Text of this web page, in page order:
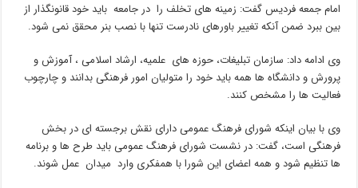
امام جمعه فردیس گفت: زمینه های تخلف را در جامعه باید خود قانونگذار از
بین ببرد ضمن آنکه تغییر باورهای نادرست تنها با نصب بنر محقق نمی شود.
وی ادامه داد: سازمان تبلیغات، حوزه های علمیه، ارشاد اسلامی ، آموزش و
پرورش و دانشگاه ها همه باید خود را متولیان امور فرهنگی بدانند و چارچوب
فعالیت ها را مشخص کنند.
وی با بیان اینکه شورای فرهنگ عمومی دارای نقش برجسته ای در بخش
فرهنگی است، گفت: در نشست شورای فرهنگ عمومی باید طرح ها و برنامه
ها تنظیم شود و همه اعضای این شورا با همفکری وارد میدان عمل شوند.